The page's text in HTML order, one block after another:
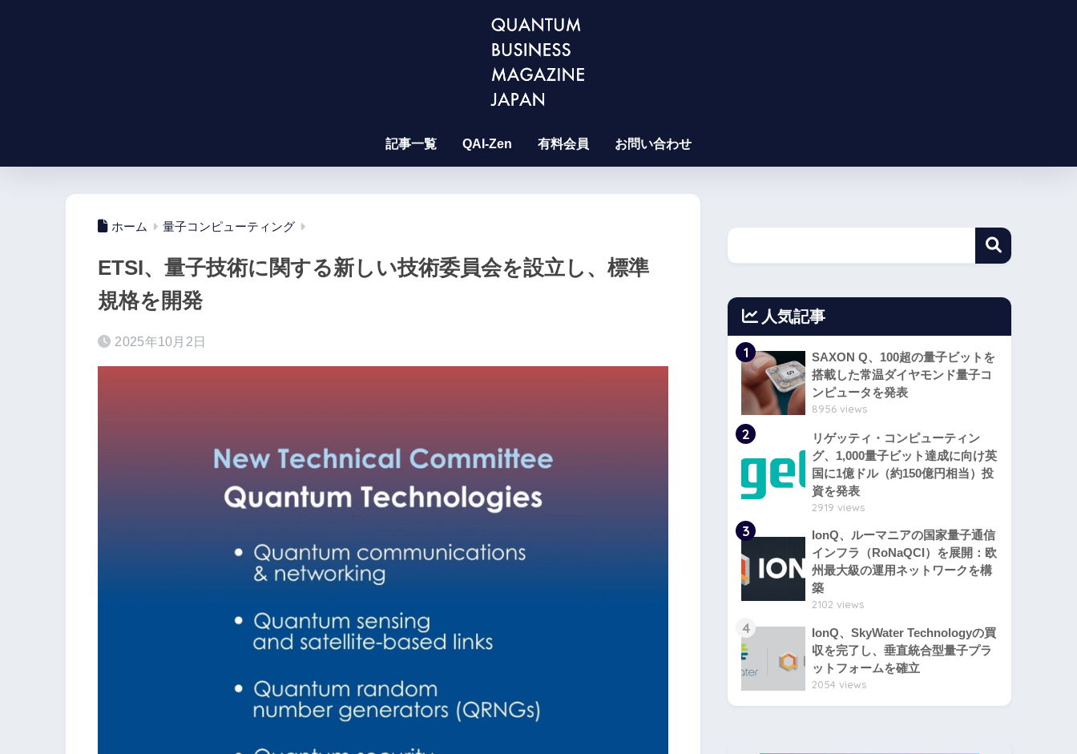
記事一覧 QAI-Zen 有料会員 お問い合わせ
ホーム 量子コンピューティング
ETSI、量子技術に関する新しい技術委員会を設立し、標準
規格を開発
2025年10月2日
人気記事
1
SAXON Q、100超の量子ビットを
搭載した常温ダイヤモンド量子コ
ンピュータを発表
8956 views
2
リゲッティ・コンピューティン
グ、1,000量子ビット達成に向け英
国に1億ドル（約150億円相当）投
資を発表
2919 views
3
IonQ、ルーマニアの国家量子通信
インフラ（RoNaQCI）を展開：欧
州最大級の運用ネットワークを構
築
2102 views
4
IonQ、SkyWater Technologyの買
収を完了し、垂直統合型量子プラ
ットフォームを確立
2054 views